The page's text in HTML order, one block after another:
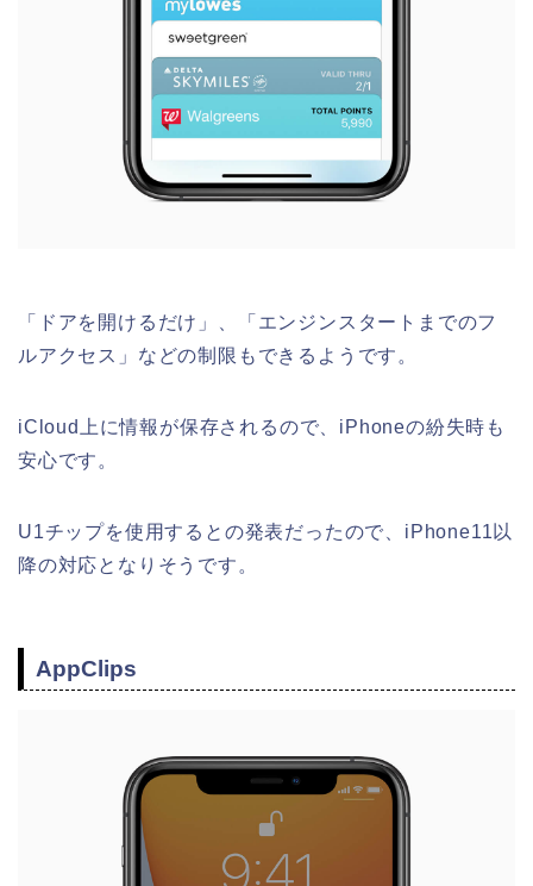
「ドアを開けるだけ」、「エンジンスタートまでのフ
ルアクセス」などの制限もできるようです。
iCloud上に情報が保存されるので、iPhoneの紛失時も
安心です。
U1チップを使用するとの発表だったので、iPhone11以
降の対応となりそうです。
AppClips